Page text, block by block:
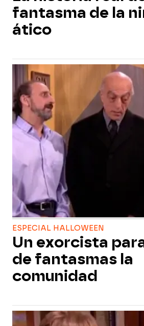
fantasma de la
ático
ESPECIAL HALLOWEEN
Un exorcista
de fantasmas la
comunidad